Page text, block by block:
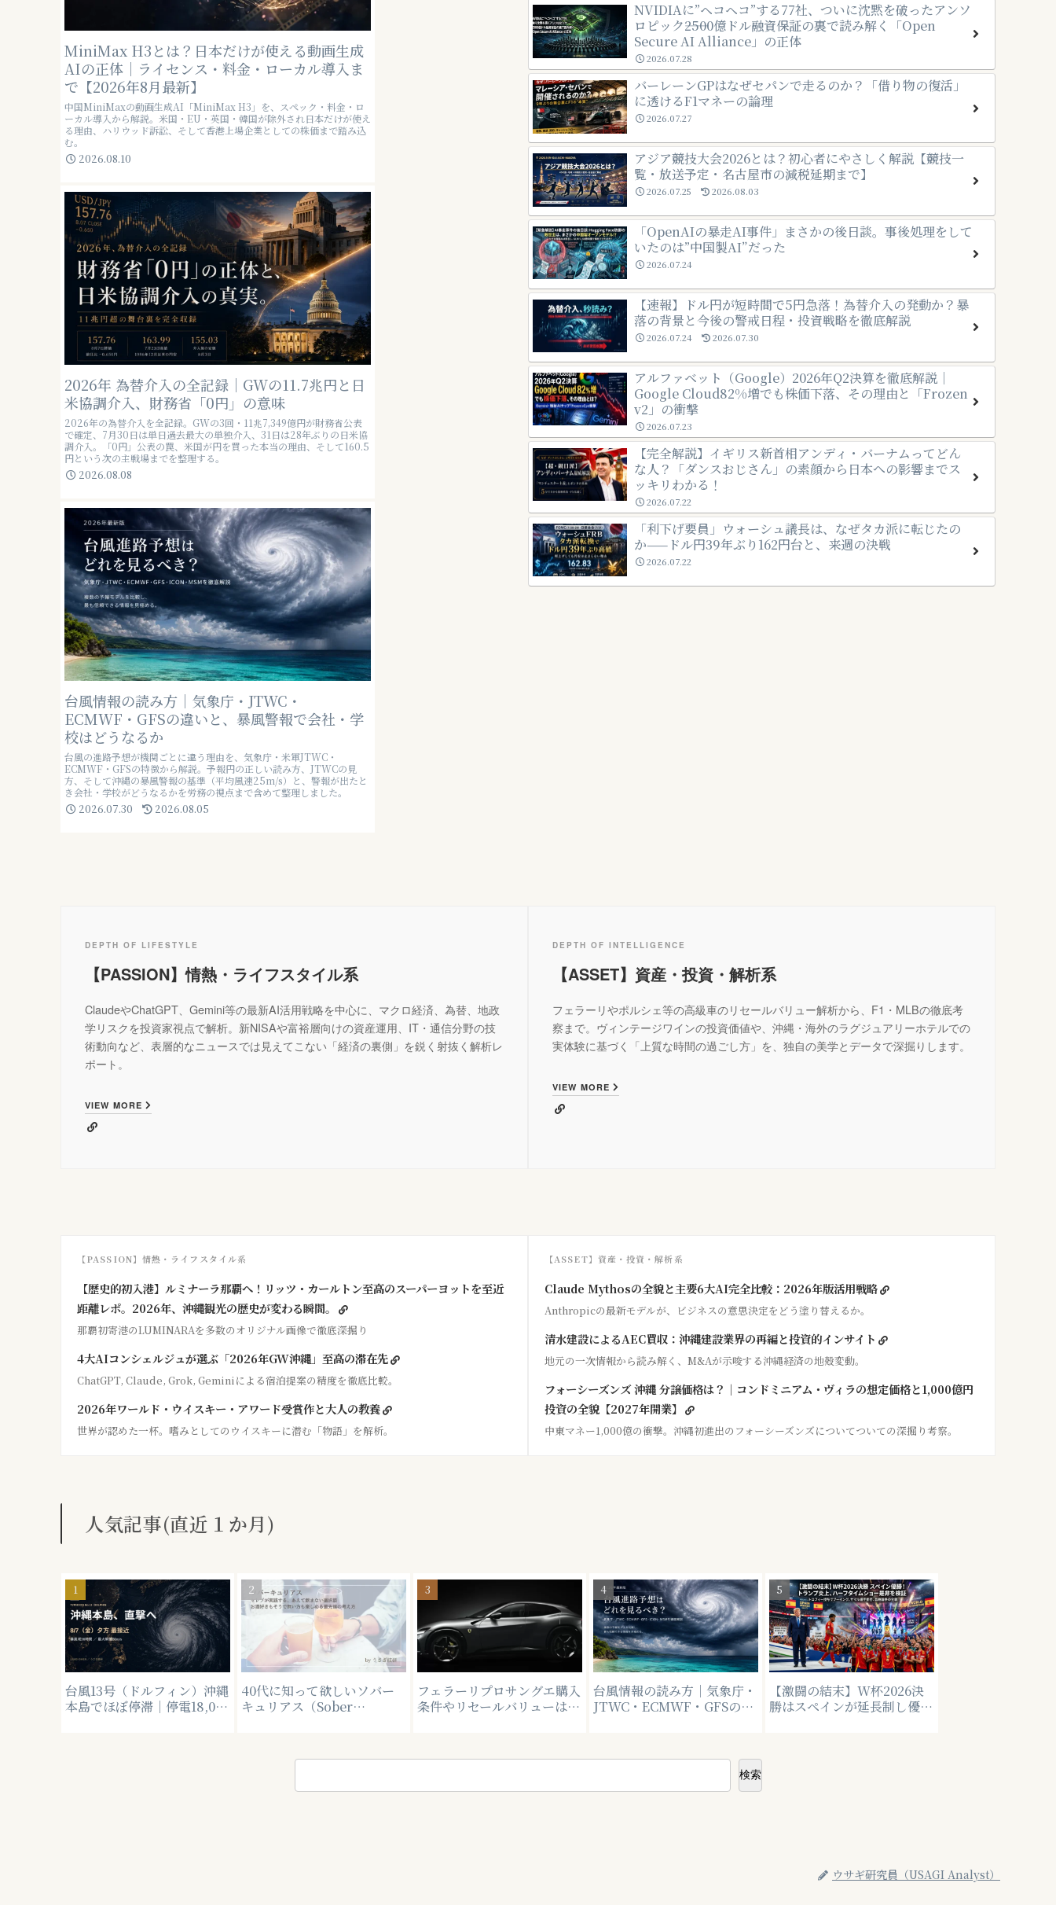
MiniMax H3とは？日本だけが使える動画生成
AIの正体｜ライセンス・料金・ローカル導入ま
で【2026年8月最新】
中国MiniMaxの動画生成AI「MiniMax H3」を、スペック・料金・ロ
ーカル導入から解説。米国・EU・英国・韓国が除外され日本だけが使え
る理由、ハリウッド訴訟、そして香港上場企業としての株価まで踏み込
む。
2026.08.10
2026年 為替介入の全記録｜GWの11.7兆円と日
米協調介入、財務省「0円」の意味
2026年の為替介入を全記録。GWの3回・11兆7,349億円が財務省公表
で確定、7月30日は単日過去最大の単独介入、31日は28年ぶりの日米協
調介入。「0円」公表の罠、米国が円を買った本当の理由、そして160.5
円という次の主戦場までを整理する。
2026.08.08
台風情報の読み方｜気象庁・JTWC・
ECMWF・GFSの違いと、暴風警報で会社・学
校はどうなるか
台風の進路予想が機関ごとに違う理由を、気象庁・米軍JTWC・
ECMWF・GFSの特徴から解説。予報円の正しい読み方、JTWCの見
方、そして沖縄の暴風警報の基準（平均風速25m/s）と、警報が出たと
き会社・学校がどうなるかを労務の視点まで含めて整理しました。
2026.07.30 2026.08.05
NVIDIAに”ヘコヘコ”する77社、ついに沈黙を破ったアンソ
ロピック――2500億ドル融資保証の裏で読み解く「Open
Secure AI Alliance」の正体
2026.07.28
バーレーンGPはなぜセパンで走るのか？「借り物の復活」
に透けるF1マネーの論理
2026.07.27
アジア競技大会2026とは？初心者にやさしく解説【競技一
覧・放送予定・名古屋市の減税延期まで】
2026.07.25 2026.08.03
「OpenAIの暴走AI事件」まさかの後日談。事後処理をして
いたのは”中国製AI”だった
2026.07.24
【速報】ドル円が短時間で5円急落！為替介入の発動か？暴
落の背景と今後の警戒日程・投資戦略を徹底解説
2026.07.24 2026.07.30
アルファベット（Google）2026年Q2決算を徹底解説｜
Google Cloud82%増でも株価下落、その理由と「Frozen
v2」の衝撃
2026.07.23
【完全解説】イギリス新首相アンディ・バーナムってどん
な人？「ダンスおじさん」の素顔から日本への影響までス
ッキリわかる！
2026.07.22
「利下げ要員」ウォーシュ議長は、なぜタカ派に転じたの
か——ドル円39年ぶり162円台と、来週の決戦
2026.07.22
DEPTH OF LIFESTYLE
【PASSION】情熱・ライフスタイル系
ClaudeやChatGPT、Gemini等の最新AI活用戦略を中心に、マクロ経済、為替、地政
学リスクを投資家視点で解析。新NISAや富裕層向けの資産運用、IT・通信分野の技
術動向など、表層的なニュースでは見えてこない「経済の裏側」を鋭く射抜く解析レ
ポート。
VIEW MORE
DEPTH OF INTELLIGENCE
【ASSET】資産・投資・解析系
フェラーリやポルシェ等の高級車のリセールバリュー解析から、F1・MLBの徹底考
察まで。ヴィンテージワインの投資価値や、沖縄・海外のラグジュアリーホテルでの
実体験に基づく「上質な時間の過ごし方」を、独自の美学とデータで深掘りします。
VIEW MORE
【PASSION】情熱・ライフスタイル系
【歴史的初入港】ルミナーラ那覇へ！リッツ・カールトン至高のスーパーヨットを至近
距離レポ。2026年、沖縄観光の歴史が変わる瞬間。
那覇初寄港のLUMINARAを多数のオリジナル画像で徹底深掘り
4大AIコンシェルジュが選ぶ「2026年GW沖縄」至高の滞在先
ChatGPT, Claude, Grok, Geminiによる宿泊提案の精度を徹底比較。
2026年ワールド・ウイスキー・アワード受賞作と大人の教養
世界が認めた一杯。嗜みとしてのウイスキーに潜む「物語」を解析。
【ASSET】資産・投資・解析系
Claude Mythosの全貌と主要6大AI完全比較：2026年版活用戦略
Anthropicの最新モデルが、ビジネスの意思決定をどう塗り替えるか。
清水建設によるAEC買収：沖縄建設業界の再編と投資的インサイト
地元の一次情報から読み解く、M&Aが示唆する沖縄経済の地殻変動。
フォーシーズンズ 沖縄 分譲価格は？｜コンドミニアム・ヴィラの想定価格と1,000億円
投資の全貌【2027年開業】
中東マネー1,000億の衝撃。沖縄初進出のフォーシーズンズについてついての深掘り考察。
人気記事(直近１か月)
台風13号（ドルフィン）沖縄
本島でほぼ停滞｜停電18,010
40代に知って欲しいソバー
キュリアス（Sober
フェラーリプロサングエ購入
条件やリセールバリューは？
台風情報の読み方｜気象庁・
JTWC・ECMWF・GFSの違
【激闘の結末】W杯2026決
勝はスペインが延長制し優
検索
ウサギ研究員（USAGI Analyst）